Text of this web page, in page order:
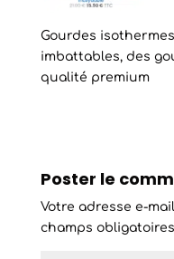
Gourdes
imbattables, des
qualité premium
Poster le
Votre adresse e-
champs